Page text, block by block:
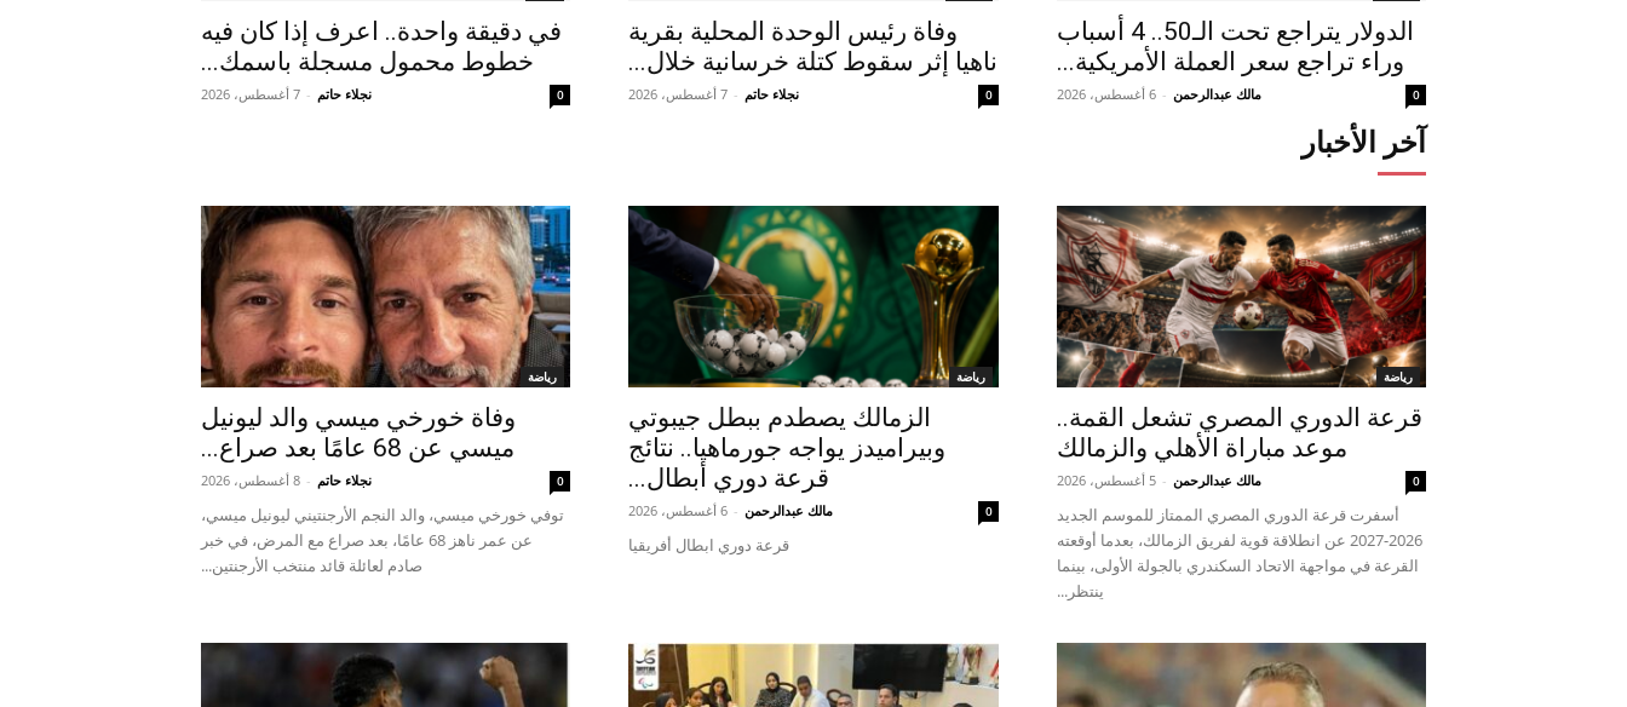
في دقيقة واحدة.. اعرف إذا كان فيه
خطوط محمول مسجلة باسمك...
نجلاء حاتم - 7 أغسطس، 2026 0
وفاة رئيس الوحدة المحلية بقرية
ناهيا إثر سقوط كتلة خرسانية خلال...
نجلاء حاتم - 7 أغسطس، 2026 0
الدولار يتراجع تحت الـ50.. 4 أسباب
وراء تراجع سعر العملة الأمريكية...
مالك عبدالرحمن - 6 أغسطس، 2026 0
آخر الأخبار
رياضة
وفاة خورخي ميسي والد ليونيل
ميسي عن 68 عامًا بعد صراع...
نجلاء حاتم - 8 أغسطس، 2026 0
توفي خورخي ميسي، والد النجم الأرجنتيني ليونيل ميسي،
عن عمر ناهز 68 عامًا، بعد صراع مع المرض، في خبر
صادم لعائلة قائد منتخب الأرجنتين...
رياضة
الزمالك يصطدم ببطل جيبوتي
وبيراميدز يواجه جورماهيا.. نتائج
قرعة دوري أبطال...
مالك عبدالرحمن - 6 أغسطس، 2026 0
قرعة دوري ابطال أفريقيا
رياضة
قرعة الدوري المصري تشعل القمة..
موعد مباراة الأهلي والزمالك
مالك عبدالرحمن - 5 أغسطس، 2026 0
أسفرت قرعة الدوري المصري الممتاز للموسم الجديد
2026-2027 عن انطلاقة قوية لفريق الزمالك، بعدما أوقعته
القرعة في مواجهة الاتحاد السكندري بالجولة الأولى، بينما
ينتظر...